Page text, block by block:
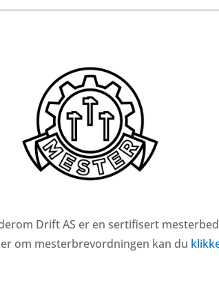
Drift AS er en sertifisert
om mesterbrevordningen kan du